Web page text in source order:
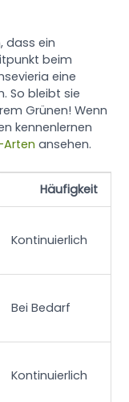
dass ein
beim
eine
So bleibt sie
Grünen! Wenn
kennenlernen
Arten ansehen.
Häufigkeit
Kontinuierlich
Bei Bedarf
Kontinuierlich